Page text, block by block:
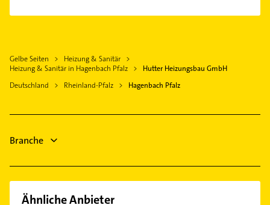
Karlsruhe
Herxheim bei Landau /Pfalz
Rülzheim
Rastatt
Billigheim-Ingenheim
Immobilienmakler
Physikalische Therapie
Krankengymnastik
Steuerberater
Gelbe Seiten
Heizung & Sanitär
Heizung & Sanitär in Hagenbach Pfalz
Hutter Heizungsbau GmbH
Deutschland
Rheinland-Pfalz Hagenbach Pfalz
Branche
Ähnliche Anbieter